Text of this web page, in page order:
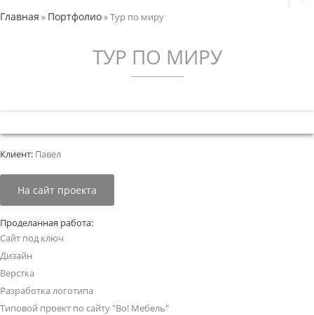
Главная » Портфолио»Тур по миру
ТУР ПО МИРУ
Клиент: Павел
На сайт проекта
Проделанная работа:
Сайт под ключ
Дизайн
Верстка
Разработка логотипа
Типовой проект по сайту "Во! Мебель"